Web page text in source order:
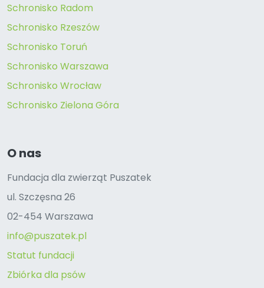
Schronisko Radom
Schronisko Rzeszów
Schronisko Toruń
Schronisko Warszawa
Schronisko Wrocław
Schronisko Zielona Góra
O nas
Fundacja dla zwierząt Puszatek
ul. Szczęsna 26
02-454 Warszawa
info@puszatek.pl
Statut fundacji
Zbiórka dla psów